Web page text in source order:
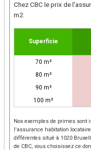
Chez CBC le prix de
m2:
Superficie
70 m²
80 m²
90 m²
100 m²
Nos exemples de primes
l'assurance habitation
différentes situé à 1020
de CBC, vous choisissez ce